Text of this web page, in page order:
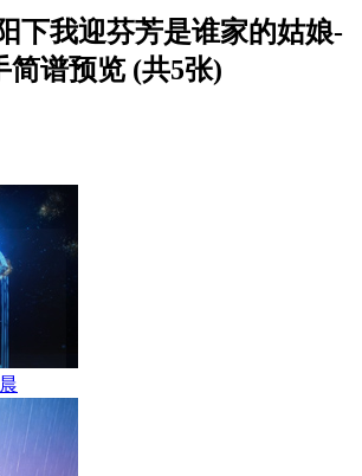
下我迎芬芳是谁家的姑娘-
简谱预览 (共5张)